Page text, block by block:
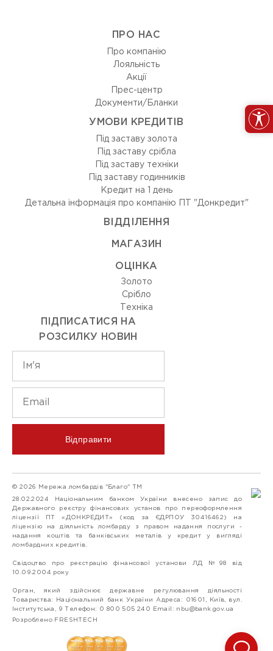
ПРО НАС
Про компанію
Лояльність
Акції
Прес-центр
Документи/Бланки
УМОВИ КРЕДИТІВ
Під заставу золота
Під заставу срібла
Під заставу техніки
Під заставу годинників
Кредит на 1 день
Детальна інформація про компанію ПТ "Донкредит"
ВIДДIЛЕННЯ
МАГАЗИН
ОЦIНКА
Золото
Срiбло
Технiка
ПІДПИСАТИСЯ НА
РОЗСИЛКУ НОВИН
Відправити
© 2026 Мережа ломбардів "Благо" ТМ
28.02.2024 Національним банком України внесено запис до
Державного реєстру фінансових установ про переоформлення
ліцензії ПТ «ДОНКРЕДИТ» (код за ЄДРПОУ 30416462) на
ліцензію на діяльність ломбарду з правом надання послуги -
надання коштів та банківських металів у кредит у вигляді
ломбардних кредитів.
Свідоцтво про реєстрацію фінансової установи ЛД №98 від
10.09.2004 року
Орган, який здійснює державне регулювання діяльності
Товариства: Національний банк України Адреса: 01601, Київ, вул.
Інститутська, 9 Телефон: 0 800 505 240 Email: nbu@bank.gov.ua
Розроблено FRESHTECH